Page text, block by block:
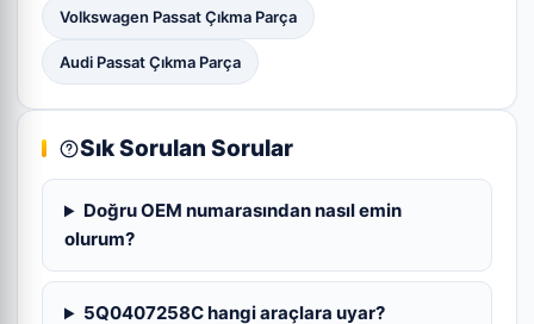
Volkswagen Passat Çıkma Parça
Audi Passat Çıkma Parça
Sık Sorulan Sorular
Doğru OEM numarasından nasıl emin
olurum?
5Q0407258C hangi araçlara uyar?